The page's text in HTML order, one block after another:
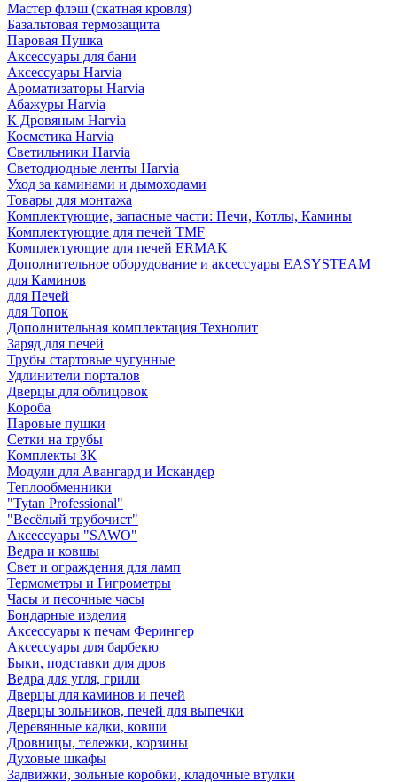
Мастер флэш (скатная кровля)
Базальтовая термозащита
Паровая Пушка
Аксессуары для бани
Аксессуары Harvia
Ароматизаторы Harvia
Абажуры Harvia
К Дровяным Harvia
Косметика Harvia
Светильники Harvia
Светодиодные ленты Harvia
Уход за каминами и дымоходами
Товары для монтажа
Комплектующие, запасные части: Печи, Котлы, Камины
Комплектующие для печей TMF
Комплектующие для печей ERMAK
Дополнительное оборудование и аксессуары EASYSTEAM
для Каминов
для Печей
для Топок
Дополнительная комплектация Технолит
Заряд для печей
Трубы стартовые чугунные
Удлинители порталов
Дверцы для облицовок
Короба
Паровые пушки
Сетки на трубы
Комплекты ЗК
Модули для Авангард и Искандер
Теплообменники
"Tytan Professional"
"Весёлый трубочист"
Аксессуары "SAWO"
Ведра и ковшы
Свет и ограждения для ламп
Термометры и Гигрометры
Часы и песочные часы
Бондарные изделия
Аксессуары к печам Ферингер
Аксессуары для барбекю
Быки, подставки для дров
Ведра для угля, грили
Дверцы для каминов и печей
Дверцы зольников, печей для выпечки
Деревянные кадки, ковши
Дровницы, тележки, корзины
Духовые шкафы
Задвижки, зольные коробки, кладочные втулки